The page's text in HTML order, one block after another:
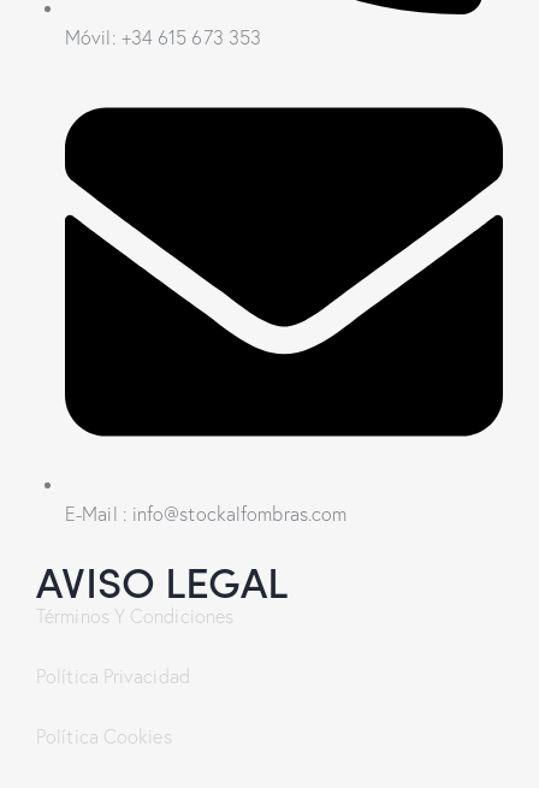
Móvil: +34 615 673 353
E-Mail : info@stockalfombras.com
AVISO LEGAL
Términos Y Condiciones
Política Privacidad
Política Cookies